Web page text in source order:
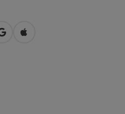
in Google Maps öffnen
in Apple Maps öffnen